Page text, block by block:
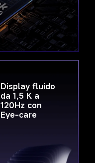
Display fluido
da 1,5 K a
120Hz con
Eye-care